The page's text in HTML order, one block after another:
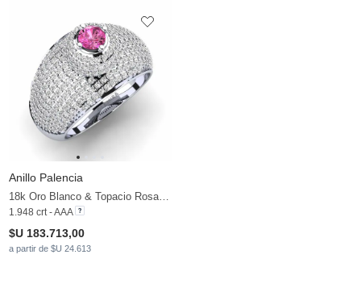
Anillo Palencia
1.948 crt - AAA
$U 183.713,00
a partir de $U 24.613